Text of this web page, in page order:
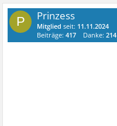
P Prinzess
Mitglied seit: 11.11.2024
Beiträge:417 Danke:214